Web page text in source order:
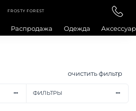
FROSTY FOREST
Распродажа Одежда
очистить фильтр
ФИЛЬТРЫ